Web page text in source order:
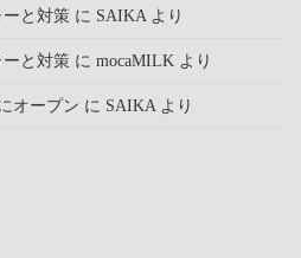
ーと対策 に SAIKAより
ーと対策 に mocaMILK より
オープン に SAIKAより